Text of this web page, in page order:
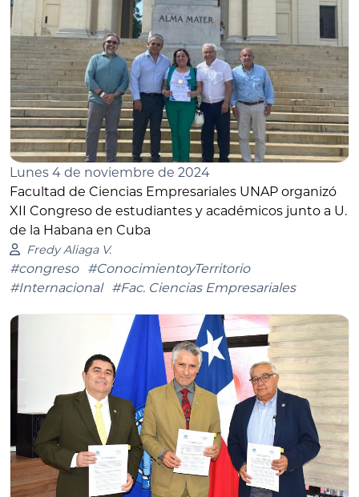
Lunes 4 de noviembre de 2024
Facultad de Ciencias Empresariales UNAP organizó
XII Congreso de estudiantes y académicos junto a U.
de la Habana en Cuba
Fredy Aliaga V.
#congreso
#ConocimientoyTerritorio
#Internacional
#Fac. Ciencias Empresariales